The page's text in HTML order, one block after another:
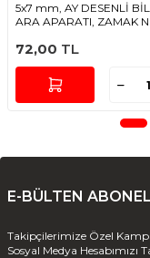
5x7 mm, AY DESENLİ
ARA APARATI, ZAMAK
72,00 TL
E-BÜLTEN
Takipçilerimize Özel
Sosyal Medya Hesabımızı